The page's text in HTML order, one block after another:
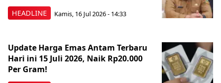
HEADLINE Kamis, 16 Jul 2026 - 14:33
Update Harga Emas Antam Terbaru
Hari ini 15 Juli 2026, Naik Rp20.000
Per Gram!